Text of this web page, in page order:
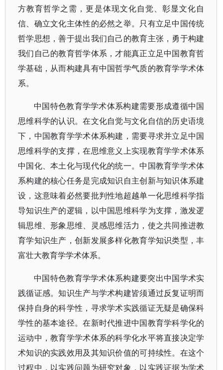
方教育哲学之需，更是体现文化自觉、彰显文化自
信、确立文化主体性的必然之举。只有立足中国传统
哲学思想，善于提出我们自己的教育主张，勇于构建
我们自己的教育哲学体系，才能真正立足中国教育哲
学基础，从而构建具有中国哲学气质的教育学学术体
系。
中国特色教育学学术体系构建需要形成遵循中国
思维科学的认识。在文化自觉与文化自信的历史语境
下，中国教育学学术体系构建，需要寻求并立足中国
思维科学的支撑，在思维意义上实现教育学学术体系
中国化、本土化与现代化的统一。中国教育学学术体
系构建的核心任务是完成知识自主创新与知识体系建
设，这意味着必然要批判性地超越单一化思维科学指
导知识生产的逻辑，以中国思维科学为支撑，激发逻
辑思维、形象思维、灵感思维活力，使之共同推进教
育学知识生产，创新发展多样化教育学知识类型，丰
富壮大教育学学术体系。
中国特色教育学学术体系构建要突出中国学术实
践循证感。知识生产与学术构建皆须通过反复证明而
保持自身的科学性，寻求学术实践循证无疑是确保科
学性的基本途径。在新时代推进中国教育学科学化的
运动中，教育学学术体系的科学化水平将直接决定学
术知识的实践效用及其知识价值的可持续性。在这个
过程中，以实践问题为研究对象，以实践证据为学术